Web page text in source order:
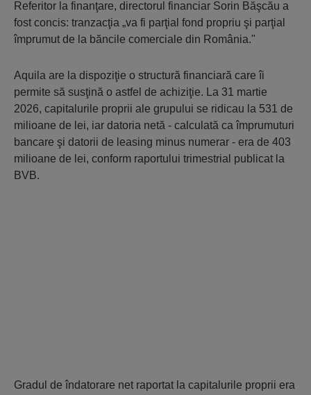
Referitor la finanţare, directorul financiar Sorin Băşcău a
fost concis: tranzacţia „va fi parţial fond propriu şi parţial
împrumut de la băncile comerciale din România."
Aquila are la dispoziţie o structură financiară care îi
permite să susţină o astfel de achiziţie. La 31 martie
2026, capitalurile proprii ale grupului se ridicau la 531 de
milioane de lei, iar datoria netă - calculată ca împrumuturi
bancare şi datorii de leasing minus numerar - era de 403
milioane de lei, conform raportului trimestrial publicat la
BVB.
Gradul de îndatorare net raportat la capitalurile proprii era